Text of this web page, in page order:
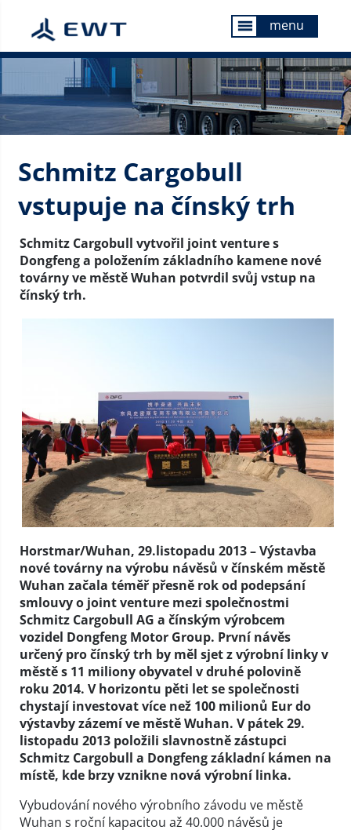
menu menu
Schmitz Cargobull
vstupuje na čínský trh
Schmitz Cargobull vytvořil joint venture s
Dongfeng a položením základního kamene nové
továrny ve městě Wuhan potvrdil svůj vstup na
čínský trh.
Horstmar/Wuhan, 29.listopadu 2013 – Výstavba
nové továrny na výrobu návěsů v čínském městě
Wuhan začala téměř přesně rok od podepsání
smlouvy o joint venture mezi společnostmi
Schmitz Cargobull AG a čínským výrobcem
vozidel Dongfeng Motor Group. První návěs
určený pro čínský trh by měl sjet z výrobní linky v
městě s 11 miliony obyvatel v druhé polovině
roku 2014. V horizontu pěti let se společnosti
chystají investovat více než 100 milionů Eur do
výstavby zázemí ve městě Wuhan. V pátek 29.
listopadu 2013 položili slavnostně zástupci
Schmitz Cargobull a Dongfeng základní kámen na
místě, kde brzy vznikne nová výrobní linka.
Vybudování nového výrobního závodu ve městě
Wuhan s roční kapacitou až 40.000 návěsů je